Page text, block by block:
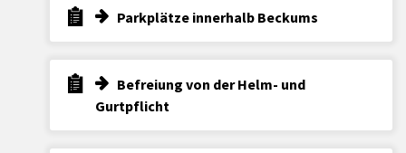
Parkplätze innerhalb Beckums
Befreiung von der Helm- und
Gurtpflicht